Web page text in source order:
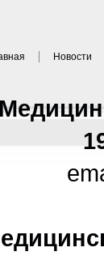
Новости